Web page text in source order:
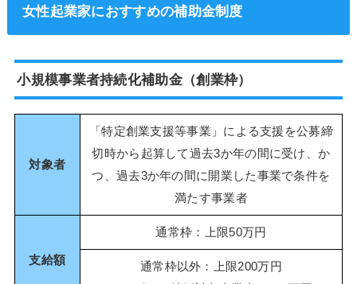
女性起業家におすすめの補助金制度
小規模事業者持続化補助金（創業枠）
対象者
「特定創業支援等事業」による支援を公募締
切時から起算して過去3か年の間に受け、か
つ、過去3か年の間に開業した事業で条件を
満たす事業者
支給額
通常枠：上限50万円
通常枠以外：上限200万円